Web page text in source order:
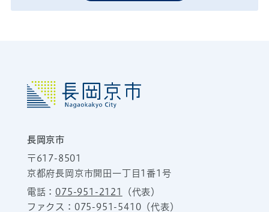
長岡京市
〒617-8501
京都府長岡京市開田一丁目1番1号
電話：075-951-2121
（代表）
ファクス：075-951-5410（代表）